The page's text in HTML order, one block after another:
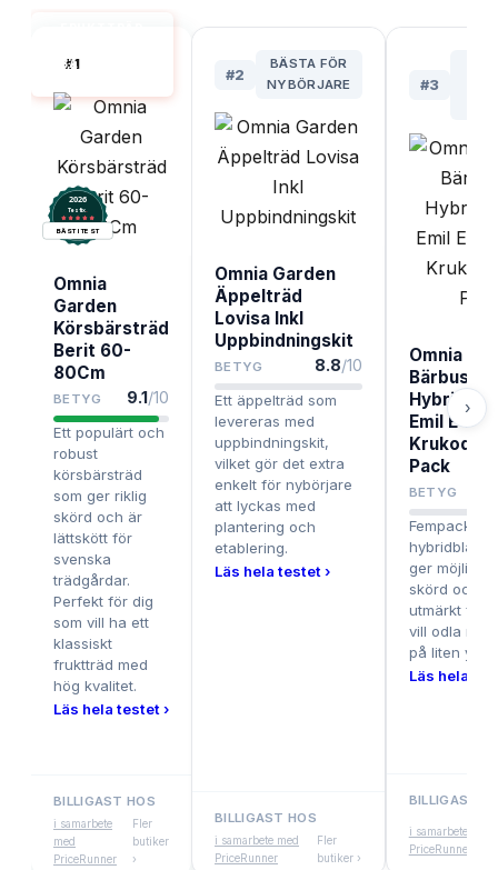
BÄRBUSKAR
#1
2026
Testix.
BÄST I TEST
Omnia
Garden
Körsbärsträd
Berit 60-
80Cm
BETYG 9.1/10
Ett populärt och
robust
körsbärsträd
som ger riklig
skörd och är
lättskött för
svenska
trädgårdar.
Perfekt för dig
som vill ha ett
klassiskt
fruktträd med
hög kvalitet.
Läs hela testet ›
BILLIGAST HOS
i samarbete
med
PriceRunner
Fler
butiker
›
#2
BÄSTA FÖR
NYBÖRJARE
Omnia Garden
Äppelträd
Lovisa Inkl
Uppbindningskit
BETYG 8.8/10
Ett äppelträd som
levereras med
uppbindningskit,
vilket gör det extra
enkelt för nybörjare
att lyckas med
plantering och
etablering.
Läs hela testet ›
BILLIGAST HOS
i samarbete med
PriceRunner
Fler
butiker ›
#3
Omnia
Bärbuske
Emil E 15-
Pack
BETYG
Fempack
ger
skörd och
utmärkt för
vill odla
på liten yta.
Läs hela
BILLIGAST
i samarbete med
PriceRunner
›